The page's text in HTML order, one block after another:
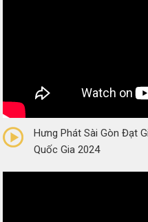
(0 Reviews)
Hưng Phát Sài Gòn Đạt
Quốc Gia 2024